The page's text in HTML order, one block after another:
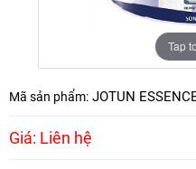
Tap
Mã sản phẩm: JOTUN
Giá: Liên hệ